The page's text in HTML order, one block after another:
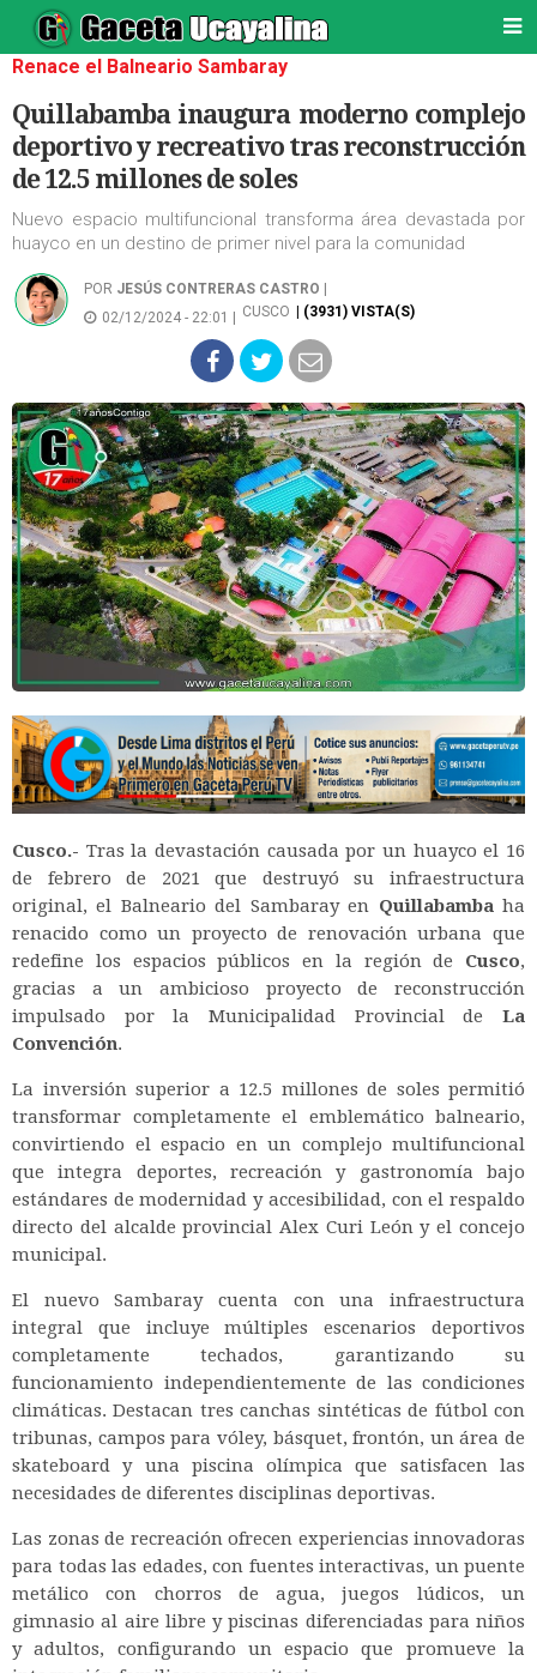
Renace el Balneario Sambaray
Quillabamba inaugura moderno complejo
deportivo y recreativo tras reconstrucción
de 12.5 millones de soles
Nuevo espacio multifuncional transforma área devastada por
huayco en un destino de primer nivel para la comunidad
POR JESÚS CONTRERAS CASTRO
02/12/2024 - 22:01 |
CUSCO | (3931) VISTA(S)
Cusco.- Tras la devastación causada por un huayco el 16
de febrero de 2021 que destruyó su infraestructura
original, el Balneario del Sambaray en Quillabambaha
renacido como un proyecto de renovación urbana que
redefine los espacios públicos en la región de Cusco,
gracias a un ambicioso proyecto de reconstrucción
impulsado por la Municipalidad Provincial de La
Convención.
La inversión superior a 12.5 millones de soles permitió
transformar completamente el emblemático balneario,
convirtiendo el espacio en un complejo multifuncional
que integra deportes, recreación y gastronomía bajo
estándares de modernidad y accesibilidad, con el respaldo
directo del alcalde provincial Alex Curi León y el concejo
municipal.
El nuevo Sambaray cuenta con una infraestructura
integral que incluye múltiples escenarios deportivos
completamente techados, garantizando su
funcionamiento independientemente de las condiciones
climáticas. Destacan tres canchas sintéticas de fútbol con
tribunas, campos para vóley, básquet, frontón, un área de
skateboard y una piscina olímpica que satisfacen las
necesidades de diferentes disciplinas deportivas.
Las zonas de recreación ofrecen experiencias innovadoras
para todas las edades, con fuentes interactivas, un puente
metálico con chorros de agua, juegos lúdicos, un
gimnasio al aire libre y piscinas diferenciadas para niños
y adultos, configurando un espacio que promueve la